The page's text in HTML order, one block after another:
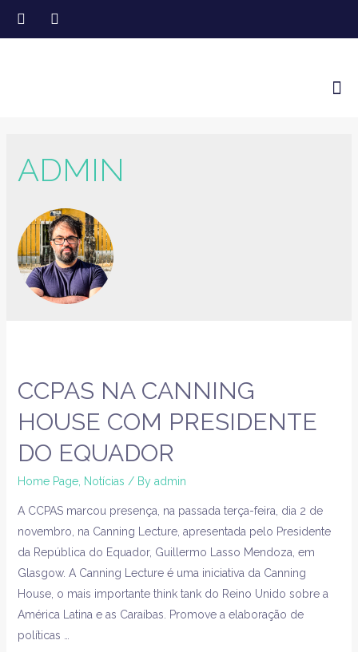
ADMIN
CCPAS NA CANNING
HOUSE COM PRESIDENTE
DO EQUADOR
Home Page, Notícias / By admin
A CCPAS marcou presença, na passada terça-feira, dia 2 de
novembro, na Canning Lecture, apresentada pelo Presidente
da República do Equador, Guillermo Lasso Mendoza, em
Glasgow. A Canning Lecture é uma iniciativa da Canning
House, o mais importante think tank do Reino Unido sobre a
América Latina e as Caraíbas. Promove a elaboração de
políticas …